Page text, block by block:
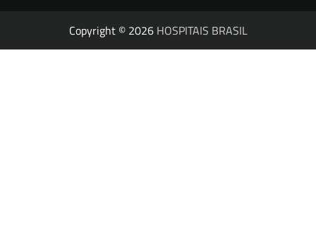
Copyright © 2026 HOSPITAIS BRASIL